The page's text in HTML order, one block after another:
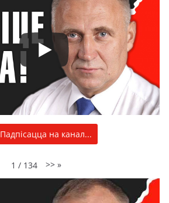
Падпісацца на канал...
1 / 134 >> »